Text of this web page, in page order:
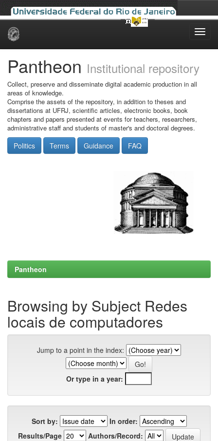
Skip
Pantheon Institutional repository
Collect, preserve and disseminate digital academic production in all
areas of knowledge.
Comprise the assets of the repository, in addition to theses and
dissertations at UFRJ, scientific articles, electronic books, book
chapters and papers presented at events for teachers, researchers,
administrative staff and students of master's and doctoral degrees.
Politics Terms Guidance FAQ
Pantheon
Browsing by Subject Redes
locais de computadores
Jump to a point in the index:
Or type in a year:
Sort by:
In order:
Results/Page
Authors/Record: